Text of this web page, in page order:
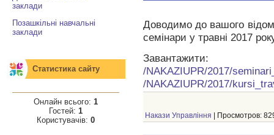
заклади
Позашкільні навчальні
заклади
Статистика сайту
Онлайн всього: 1
Гостей: 1
Користувачів:0
Доводимо до вашого
семінари у травні 2017
Завантажити:
/NAKAZIUPR/2017/
/NAKAZIUPR/2017/
Накази Управління | Просмотров: